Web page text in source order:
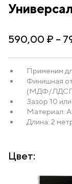
590,00 ₽ –
Применим
Финишная
(МДФ/ЛДСП
Зазор 10
Материал:
Длина: 2
Цвет: